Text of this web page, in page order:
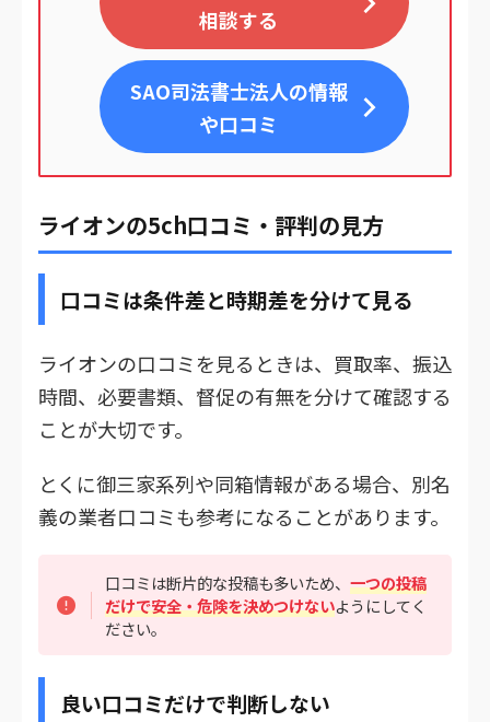
相談する
SAO司法書士法人の情報
や口コミ
ライオンの5ch口コミ・評判の見方
口コミは条件差と時期差を分けて見る
ライオンの口コミを見るときは、買取率、振込
時間、必要書類、督促の有無を分けて確認する
ことが大切です。
とくに御三家系列や同箱情報がある場合、別名
義の業者口コミも参考になることがあります。
口コミは断片的な投稿も多いため、一つの投稿
だけで安全・危険を決めつけないようにしてく
ださい。
良い口コミだけで判断しない